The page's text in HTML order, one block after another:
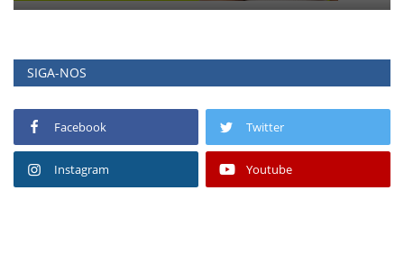
SIGA-NOS
Facebook Twitter
Instagram Youtube